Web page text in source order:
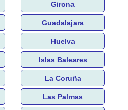
Girona
Guadalajara
Huelva
Islas Baleares
La Coruña
Las Palmas